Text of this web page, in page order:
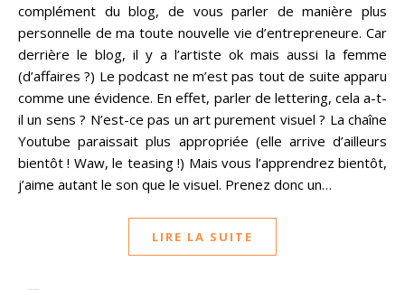
complément du blog, de vous parler de manière plus
personnelle de ma toute nouvelle vie d’entrepreneure. Car
derrière le blog, il y a l’artiste ok mais aussi la femme
(d’affaires ?) Le podcast ne m’est pas tout de suite apparu
comme une évidence. En effet, parler de lettering, cela a-t-
il un sens ? N’est-ce pas un art purement visuel ? La chaîne
Youtube paraissait plus appropriée (elle arrive d’ailleurs
bientôt ! Waw, le teasing !) Mais vous l’apprendrez bientôt,
j’aime autant le son que le visuel. Prenez donc un…
LIRE LA SUITE